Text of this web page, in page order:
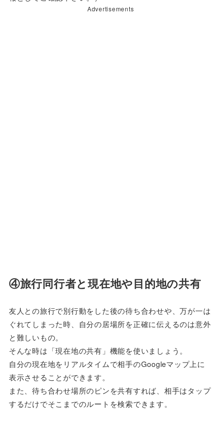
Advertisements
④旅行同行者と現在地や目的地の共有
友人との旅行で別行動をした後の待ち合わせや、万が一は
ぐれてしまった時、自分の居場所を正確に伝えるのは意外
と難しいもの。
そんな時は「現在地の共有」機能を使いましょう。
自分の現在地をリアルタイムで相手のGoogleマップ上に
表示させることができます。
また、待ち合わせ場所のピンを共有すれば、相手はタップ
するだけでそこまでのルートを検索できます。